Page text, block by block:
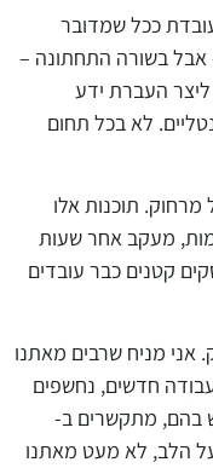
ככל שמדובר
– אבל בשורה התחתונה –
ליצר העברת ידע
לא בכל תחום
מרחוק. תוכנות אלו
מעקב אחר שעות
קטנים כבר עובדים
אני מניח שרבים מאתנו
חדשים, נחשפים
בהם, מתקשרים ב-
הלב, לא מעט מאתנו